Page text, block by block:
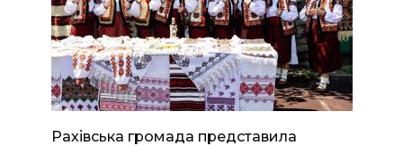
Рахівська громада представила